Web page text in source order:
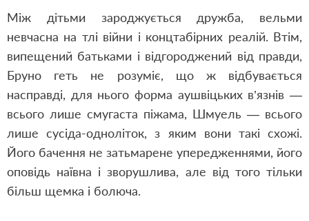
Між дітьми зароджується дружба, вельми
невчасна на тлі війни і концтабірних реалій. Втім,
випещений батьками і відгороджений від правди,
Бруно геть не розуміє, що ж відбувається
насправді, для нього форма аушвіцьких в’язнів —
всього лише смугаста піжама, Шмуель — всього
лише сусіда-одноліток, з яким вони такі схожі.
Його бачення не затьмарене упередженнями, його
оповідь наївна і зворушлива, але від того тільки
більш щемка і болюча.